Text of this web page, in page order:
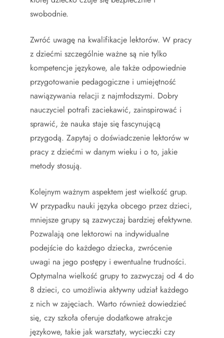
swobodnie.
Zwróć uwagę na kwalifikacje lektorów. W pracy
z dziećmi szczególnie ważne są nie tylko
kompetencje językowe, ale także odpowiednie
przygotowanie pedagogiczne i umiejętność
nawiązywania relacji z najmłodszymi. Dobry
nauczyciel potrafi zaciekawić, zainspirować i
sprawić, że nauka staje się fascynującą
przygodą. Zapytaj o doświadczenie lektorów w
pracy z dziećmi w danym wieku i o to, jakie
metody stosują.
Kolejnym ważnym aspektem jest wielkość grup.
W przypadku nauki języka obcego przez dzieci,
mniejsze grupy są zazwyczaj bardziej efektywne.
Pozwalają one lektorowi na indywidualne
podejście do każdego dziecka, zwrócenie
uwagi na jego postępy i ewentualne trudności.
Optymalna wielkość grupy to zazwyczaj od 4 do
8 dzieci, co umożliwia aktywny udział każdego
z nich w zajęciach. Warto również dowiedzieć
się, czy szkoła oferuje dodatkowe atrakcje
językowe, takie jak warsztaty, wycieczki czy